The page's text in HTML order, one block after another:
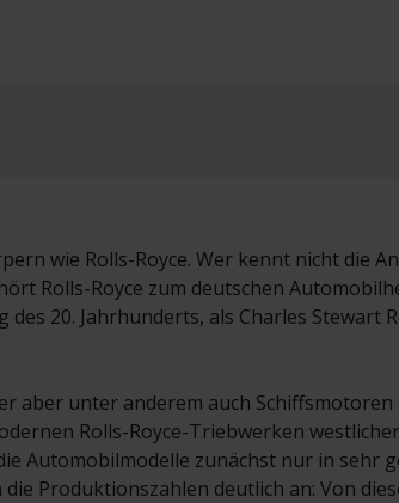
wie Rolls-Royce. Wer kennt nicht die
Rolls-Royce zum deutschen
20. Jahrhunderts, als Charles Stewart
aber unter anderem auch Schiffsmotoren
Rolls-Royce-Triebwerken
Automobilmodelle zunächst nur in sehr
Produktionszahlen deutlich an: Von